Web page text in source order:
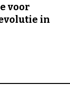
voor
in